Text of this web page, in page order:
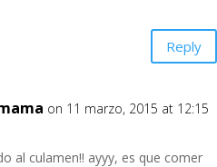
Reply
on 11 marzo, 2015 at 12:15
al culamen!! ayyy, es que comer